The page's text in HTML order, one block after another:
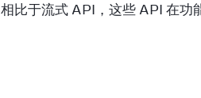
相比于流式 API，这些 API 在功